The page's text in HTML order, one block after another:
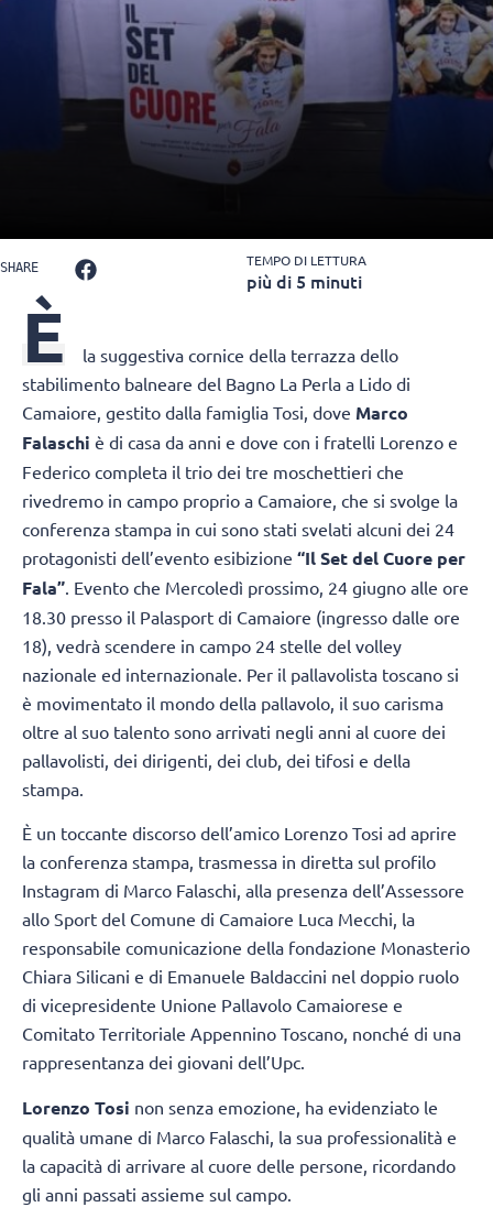
SHARE TEMPO DI LETTURA
più di 5 minuti
È
la suggestiva cornice della terrazza dello
stabilimento balneare del Bagno La Perla a Lido di
Camaiore, gestito dalla famiglia Tosi, dove Marco
Falaschi è di casa da anni e dove con i fratelli Lorenzo e
Federico completa il trio dei tre moschettieri che
rivedremo in campo proprio a Camaiore, che si svolge la
conferenza stampa in cui sono stati svelati alcuni dei 24
protagonisti dell’evento esibizione “Il Set del Cuore per
Fala”. Evento che Mercoledì prossimo, 24 giugno alle ore
18.30 presso il Palasport di Camaiore (ingresso dalle ore
18), vedrà scendere in campo 24 stelle del volley
nazionale ed internazionale. Per il pallavolista toscano si
è movimentato il mondo della pallavolo, il suo carisma
oltre al suo talento sono arrivati negli anni al cuore dei
pallavolisti, dei dirigenti, dei club, dei tifosi e della
stampa.
È un toccante discorso dell’amico Lorenzo Tosi ad aprire
la conferenza stampa, trasmessa in diretta sul profilo
Instagram di Marco Falaschi, alla presenza dell’Assessore
allo Sport del Comune di Camaiore Luca Mecchi, la
responsabile comunicazione della fondazione Monasterio
Chiara Silicani e di Emanuele Baldaccini nel doppio ruolo
di vicepresidente Unione Pallavolo Camaiorese e
Comitato Territoriale Appennino Toscano, nonché di una
rappresentanza dei giovani dell’Upc.
Lorenzo Tosi non senza emozione, ha evidenziato le
qualità umane di Marco Falaschi, la sua professionalità e
la capacità di arrivare al cuore delle persone, ricordando
gli anni passati assieme sul campo.